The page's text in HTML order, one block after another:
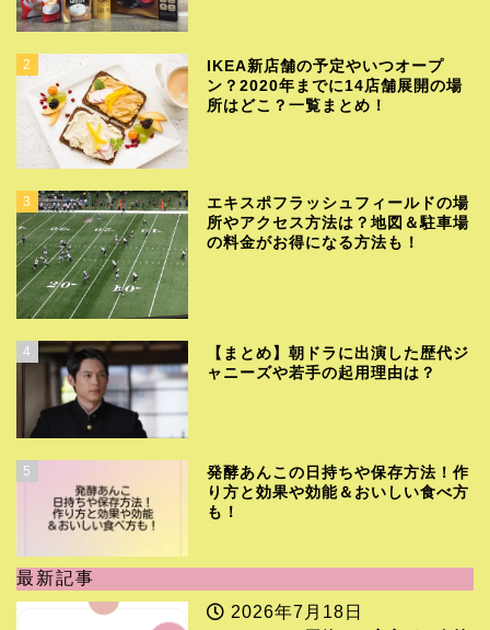
2
IKEA新店舗の予定やいつオープ
ン？2020年までに14店舗展開の場
所はどこ？一覧まとめ！
3
エキスポフラッシュフィールドの場
所やアクセス方法は？地図＆駐車場
の料金がお得になる方法も！
4
【まとめ】朝ドラに出演した歴代ジ
ャニーズや若手の起用理由は？
5
発酵あんこの日持ちや保存方法！作
り方と効果や効能＆おいしい食べ方
も！
最新記事
2026年7月18日